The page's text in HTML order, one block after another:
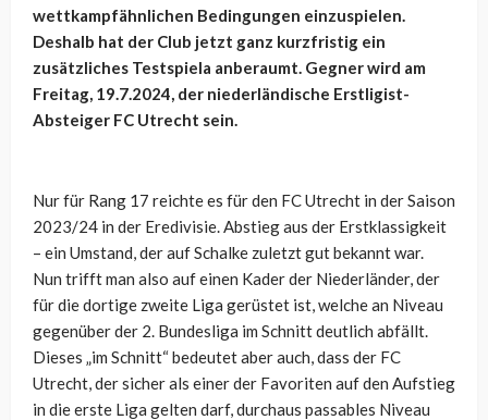
wettkampfähnlichen Bedingungen einzuspielen.
Deshalb hat der Club jetzt ganz kurzfristig ein
zusätzliches Testspiela anberaumt. Gegner wird am
Freitag, 19.7.2024, der niederländische Erstligist-
Absteiger FC Utrecht sein.
Nur für Rang 17 reichte es für den FC Utrecht in der Saison
2023/24 in der Eredivisie. Abstieg aus der Erstklassigkeit
– ein Umstand, der auf Schalke zuletzt gut bekannt war.
Nun trifft man also auf einen Kader der Niederländer, der
für die dortige zweite Liga gerüstet ist, welche an Niveau
gegenüber der 2. Bundesliga im Schnitt deutlich abfällt.
Dieses „im Schnitt“ bedeutet aber auch, dass der FC
Utrecht, der sicher als einer der Favoriten auf den Aufstieg
in die erste Liga gelten darf, durchaus passables Niveau